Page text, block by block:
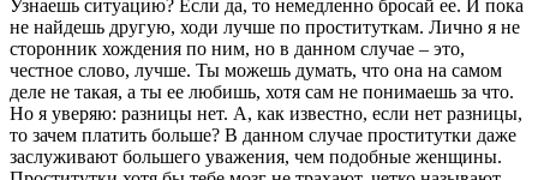
Узнаешь ситуацию? Если да, то немедленно бросай ее. И пока
не найдешь другую, ходи лучше по проституткам. Лично я не
сторонник хождения по ним, но в данном случае – это,
честное слово, лучше. Ты можешь думать, что она на самом
деле не такая, а ты ее любишь, хотя сам не понимаешь за что.
Но я уверяю: разницы нет. А, как известно, если нет разницы,
то зачем платить больше? В данном случае проститутки даже
заслуживают большего уважения, чем подобные женщины.